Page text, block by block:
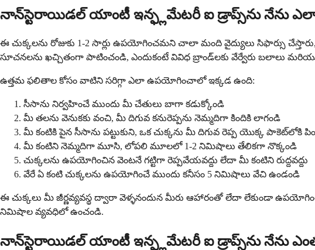
నాన్‌స్టెరాయిడల్ యాంటీ ఇన్ఫ్లమేటరీ ఐ డ్రాప్స్‌ను నేను
ఈ చుక్కలను రోజుకు 1-2 సార్లు ఉపయోగించమని చాలా మంది వైద్యులు సిఫార్సు
సూచనలను ఖచ్చితంగా పాటించండి, ఎందుకంటే వివిధ బ్రాండ్‌లకు వేర్వేరు బలాలు
ఉత్తమ ఫలితాల కోసం వాటిని సరిగ్గా ఎలా ఉపయోగించాలో ఇక్కడ ఉంది:
సీసాను నిర్వహించే ముందు మీ చేతులు బాగా కడుక్కోండి
మీ తలను వెనుకకు వంచి, మీ దిగువ కనురెప్పను నెమ్మదిగా కిందికి లాగండి
మీ కంటికి పైన సీసాను పట్టుకుని, ఒక చుక్కను మీ దిగువ రెప్ప యొక్క పాకెట్‌లోకి
మీ కంటిని నెమ్మదిగా మూసి, లోపలి మూలలో 1-2 నిమిషాలు తేలికగా నొక్కండి
చుక్కలను ఉపయోగించిన వెంటనే గట్టిగా రెప్పవేయవద్దు లేదా మీ కంటిని రుద్దవద్దు
వేరే ఏ కంటి చుక్కలను ఉపయోగించే ముందు కనీసం 5 నిమిషాలు వేచి ఉండండి
ఈ చుక్కలు మీ జీర్ణవ్యవస్థ ద్వారా వెళ్ళనందున మీరు ఆహారంతో లేదా లేకుండా
నిమిషాల వ్యవధిలో ఉంచండి.
నాన్‌స్టెరాయిడల్ యాంటీ ఇన్ఫ్లమేటరీ ఐ డ్రాప్స్‌ను నేను